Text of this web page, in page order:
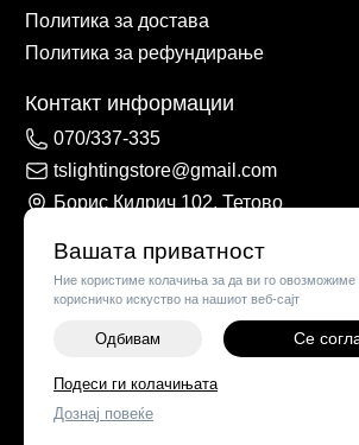
Вашата приватност
Ние користиме колачиња за да ви го овозможиме
корисничко искуство на нашиот веб-сајт
Одбивам Се
Подеси ги колачињата
Дознај повеќе
Политика за достава
Политика за рефундирање
Контакт информации
070/337-335
tslightingstore@gmail.com
Борис Кидрич 102, Тетово
©2026
Поставки за колачиња